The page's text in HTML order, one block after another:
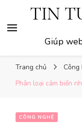
TIN
Giúp
Trang chủ
Công
Phân loại cảm biến
CÔNG NGHỆ